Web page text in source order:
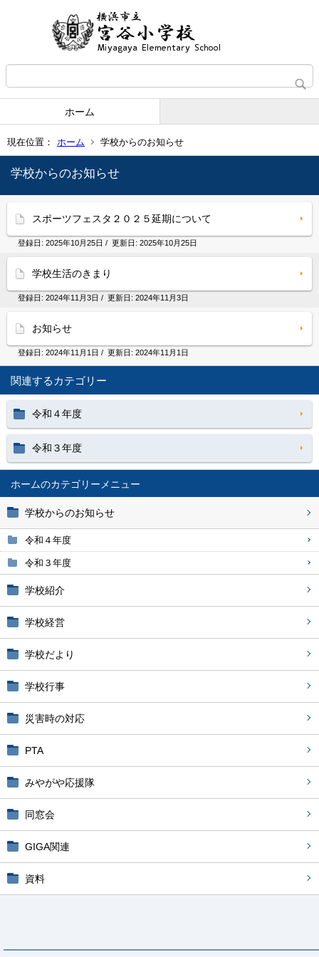
ホーム
現在位置： ホーム 学校からのお知らせ
ホーム
学校からのお知らせ
令和４年度
令和３年度
学校紹介
学校経営
学校だより
学校行事
災害時の対応
PTA
みやがや応援隊
同窓会
GIGA関連
資料
学校からのお知らせ
スポーツフェスタ２０２５延期について
登録日: 2025年10月25日 / 更新日: 2025年10月25日
学校生活のきまり
登録日: 2024年11月3日 / 更新日: 2024年11月3日
お知らせ
登録日: 2024年11月1日 / 更新日: 2024年11月1日
関連するカテゴリー
令和４年度
令和３年度